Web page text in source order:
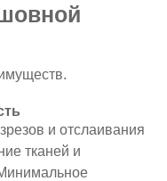
и отслаивания
тканей и